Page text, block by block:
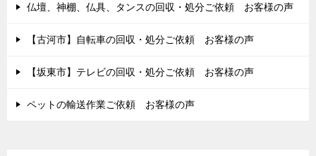
仏壇、神棚、仏具、タンスの回収・処分ご依頼 お客様の声
【古河市】自転車の回収・処分ご依頼 お客様の声
【坂東市】テレビの回収・処分ご依頼 お客様の声
ペットの輸送作業ご依頼 お客様の声